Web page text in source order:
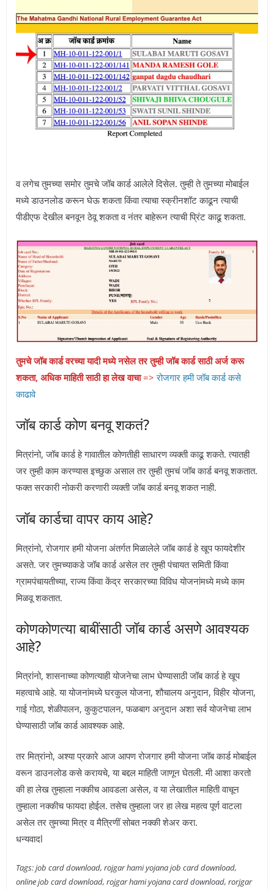
व लगेच तुमच्या समोर तुमचे जॉब कार्ड आलेले दिसेल. तुम्ही ते तुमच्या मोबाईल
मध्ये डाउनलोड करून घेऊ शकता किंवा त्याचा स्क्रीनशॉट काढून त्याची
पीडीएफ देखील बनवून ठेवू शकता व नंतर बाहेरून त्याची प्रिंट काढू शकता.
तुमचे जॉब कार्ड वरच्या यादी मध्ये नसेल तर तुम्ही जॉब कार्ड साठी अर्ज करू
शकता, अधिक माहिती साठी हा लेख वाचा=>रोजगार हमी जॉब कार्ड कसे
काढावे
जॉब कार्ड कोण बनवू शकतं?
मित्रांनो, जॉब कार्ड हे गावातील कोणतीही साधारण व्यक्ती काढू शकते. त्यातही
जर तुम्ही काम करण्यास इच्छुक असाल तर तुम्ही तुमचं जॉब कार्ड बनवू शकतात.
फक्त सरकारी नोकरी करणारी व्यक्ती जॉब कार्ड बनवू शकत नाही.
जॉब कार्डचा वापर काय आहे?
मित्रांनो, रोजगार हमी योजना अंतर्गत मिळालेले जॉब कार्ड हे खूप फायदेशीर
असते. जर तुमच्याकडे जॉब कार्ड असेल तर तुम्ही पंचायत समिती किंवा
ग्रामपंचायतीच्या, राज्य किंवा केंद्र सरकारच्या विविध योजनांमध्ये मध्ये काम
मिळवू शकतात.
कोणकोणत्या बाबींसाठी जॉब कार्ड असणे आवश्यक
आहे?
मित्रांनो, शासनाच्या कोणत्याही योजनेचा लाभ घेण्यासाठी जॉब कार्ड हे खूप
महत्वाचे आहे. या योजनांमध्ये घरकुल योजना, शौचालय अनुदान, विहीर योजना,
गाई गोठा, शेळीपालन, कुकुटपालन, फळबाग अनुदान अशा सर्व योजनेचा लाभ
घेण्यासाठी जॉब कार्ड आवश्यक आहे.
तर मित्रांनो, अश्या प्रकारे आज आपण रोजगार हमी योजना जॉब कार्ड मोबाईल
वरून डाउनलोड कसे करायचे, या बद्दल माहिती जाणून घेतली. मी आशा करतो
की हा लेख तुम्हाला नक्कीच आवडला असेल, व या लेखातील माहिती वाचून
तुम्हाला नक्कीच फायदा होईल. तसेच तुम्हाला जर हा लेख महत्व पूर्ण वाटला
असेल तर तुमच्या मित्र व मैत्रिणीं सोबत नक्की शेअर करा.
धन्यवादl
Tags: job card download, rojgar hami yojana job card download,
online job card download, rojgar hami yojana card download, rorjgar